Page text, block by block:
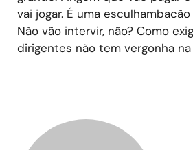
vai jogar. É uma
Não vão intervir, não? Como
dirigentes não tem vergonha na